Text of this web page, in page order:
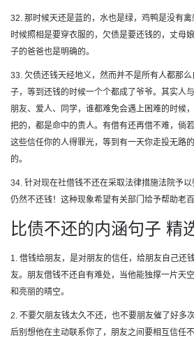
32. 那时候天还是蓝的，水也是绿，鸡鸭是没有
时候照相是要穿衣服的，欠债是要还钱的，丈母
子的爸爸也是明确的。
33. 欠债还钱天经地义，然而并不是所有人都那
子，等到还钱的时候一个个都成了爷爷。其实人
朋友、爱人、同学，谁都难免会遇上困难的时候
把的，都是命中的贵人。有借有还再借不难，倘
这些信任你的人得罪光，等到有一天你走投无路
的。
34. 针对现在社借钱不还在采取法律措施法院予
仍然不还钱！这种现象希望有关部门给予帮助老百
比债不还的内涵句子 精
1. 借钱给朋友，是对朋友的信任，给朋友自己还
友。朋友借钱不还自有难处，当他能独撑一片天
和亮丽的晴空。
2. 不要欠朋友钱太久不还，也不要朋友催了好多
后别想他在主动联系你了，朋友之间要相互信任不